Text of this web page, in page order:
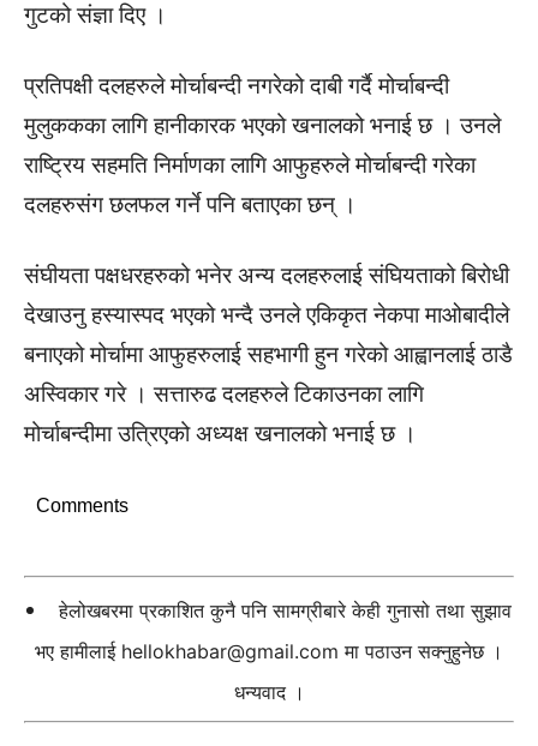
गुटको संज्ञा दिए ।
प्रतिपक्षी दलहरुले मोर्चाबन्दी नगरेको दाबी गर्दै मोर्चाबन्दी
मुलुककका लागि हानीकारक भएको खनालको भनाई छ । उनले
राष्ट्रिय सहमति निर्माणका लागि आफुहरुले मोर्चाबन्दी गरेका
दलहरुसंग छलफल गर्ने पनि बताएका छन् ।
संघीयता पक्षधरहरुको भनेर अन्य दलहरुलाई संघियताको बिरोधी
देखाउनु हस्यास्पद भएको भन्दै उनले एकिकृत नेकपा माओबादीले
बनाएको मोर्चामा आफुहरुलाई सहभागी हुन गरेको आह्वानलाई ठाडै
अस्विकार गरे । सत्तारुढ दलहरुले टिकाउनका लागि
मोर्चाबन्दीमा उत्रिएको अध्यक्ष खनालको भनाई छ ।
Comments
हेलोखबरमा प्रकाशित कुनै पनि सामग्रीबारे केही गुनासो तथा सुझाव
भए हामीलाई hellokhabar@gmail.com मा पठाउन सक्नुहुनेछ ।
धन्यवाद ।